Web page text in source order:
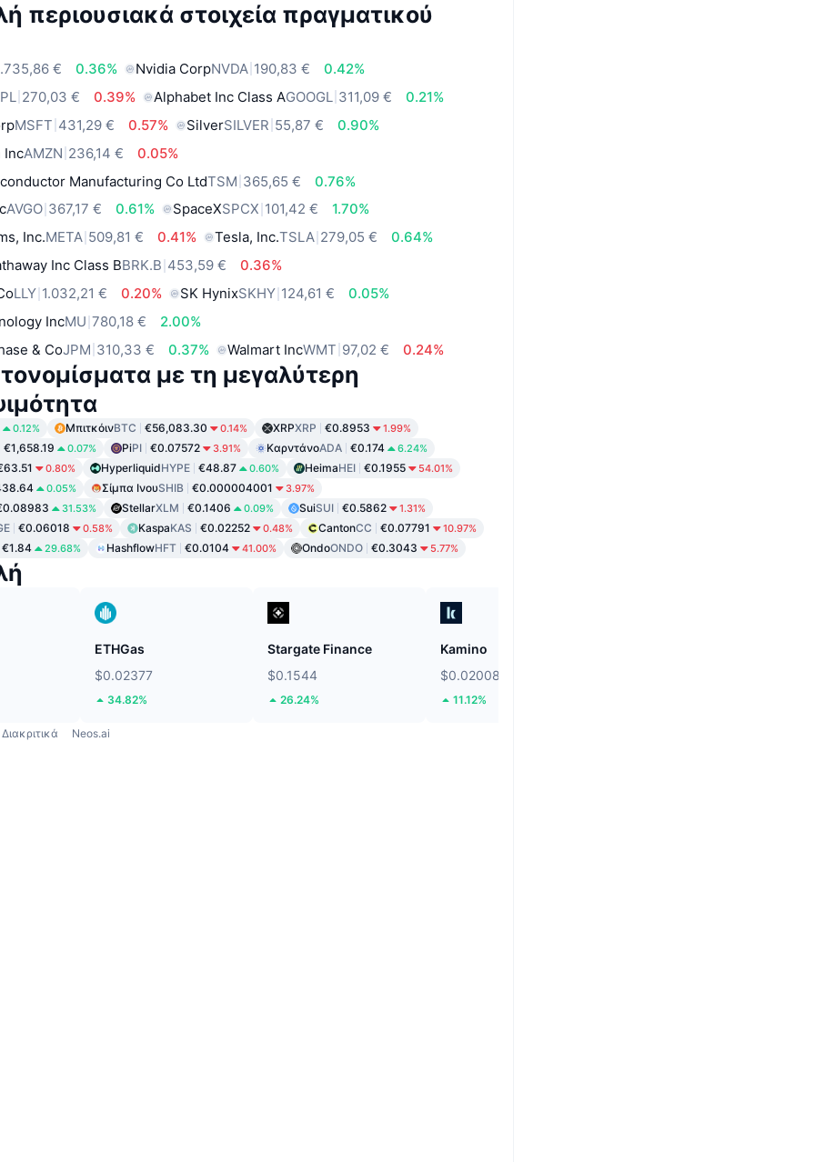
περιουσιακά στοιχεία πραγματικού
€ 0.36% Nvidia CorpNVDA 190,83 €
0.42%
270,03 € 0.39% Alphabet Inc Class AGOOGL 311,09 €
0.21%
MSFT 431,29 € 0.57% SilverSILVER 55,87 €
0.90%
IncAMZN 236,14 €
0.05%
Manufacturing Co LtdTSM 365,65 €
0.76%
AVGO 367,17 € 0.61% SpaceXSPCX 101,42 €
1.70%
Inc.META 509,81 € 0.41% Tesla, Inc.TSLA 279,05 €
0.64%
Inc Class BBRK.B 453,59 €
0.36%
LLY 1.032,21 € 0.20% SK HynixSKHY 124,61 €
0.05%
IncMU 780,18 €
2.00%
& CoJPM 310,33 € 0.37% Walmart IncWMT 97,02 € 0.24%
με τη μεγαλύτερη
0.12% ΜπιτκόινBTC €56,083.30 0.14% XRPXRP €0.8953 1.99%
€1,658.19 0.07% PiPI €0.07572 3.91% ΚαρντάνοADA €0.174 6.24%
0.80% HyperliquidHYPE €48.87 0.60% HeimaHEI €0.1955 54.01%
0.05% Σίμπα ΙνουSHIB €0.000004001 3.97%
31.53% StellarXLM €0.1406 0.09% SuiSUI €0.5862 1.31%
€0.06018 0.58% KaspaKAS €0.02252 0.48% CantonCC €0.07791 10.97%
€1.84 29.68% HashflowHFT €0.0104 41.00% OndoONDO €0.3043 5.77%
ETHGas
$0.02377
34.82%
Stargate Finance
$0.1544
26.24%
Kamino
$0.02008
11.12%
Διακριτικά Neos.ai